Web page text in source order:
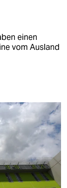
einen
vom Ausland